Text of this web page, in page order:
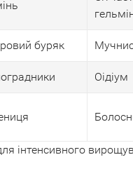
буряк
Оідіум
інтенсивного